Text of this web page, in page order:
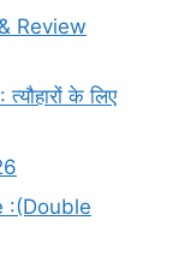
Review
के लिए
:(Double